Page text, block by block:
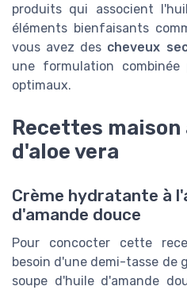
produits qui associent
éléments bienfaisants
vous avez des cheveux
une formulation
optimaux.
Recettes
d'aloe vera
Crème hydratante à
d'amande douce
Pour concocter cette
besoin d'une demi-tasse de
soupe d'huile d'amande